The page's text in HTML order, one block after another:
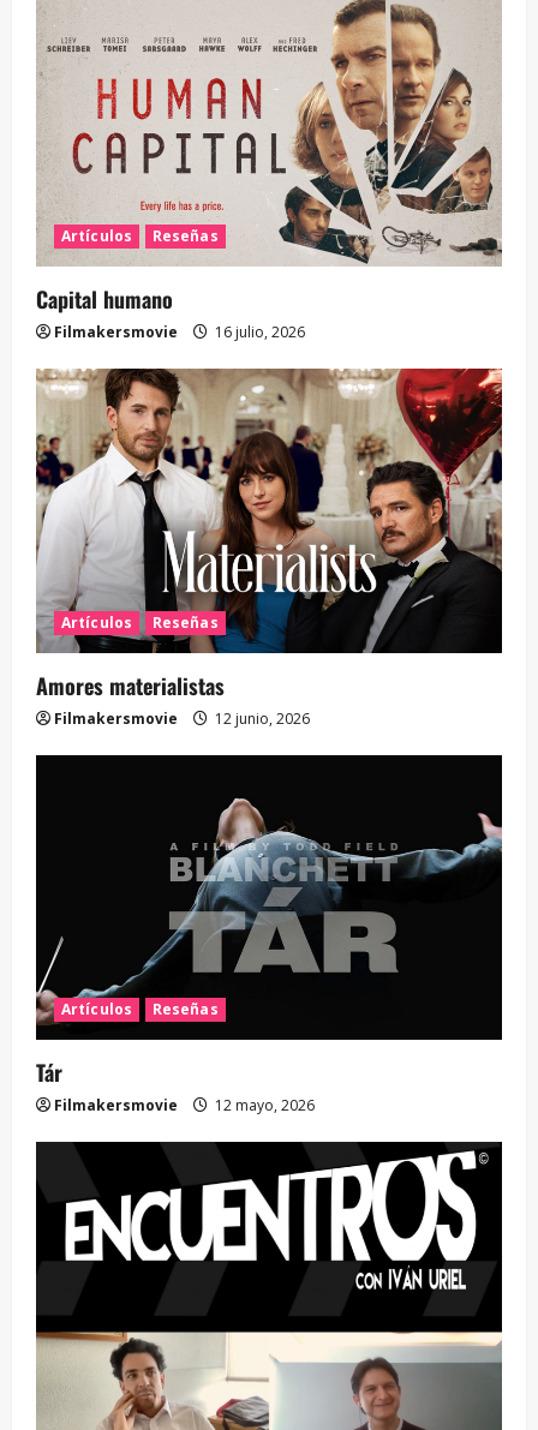
Artículos Reseñas
Capital humano
Filmakersmovie 16 julio, 2026
Artículos Reseñas
Amores materialistas
Filmakersmovie 12 junio, 2026
Artículos Reseñas
Tár
Filmakersmovie 12 mayo, 2026